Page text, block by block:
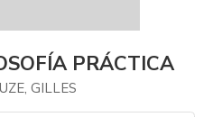
PRÁCTICA
GILLES